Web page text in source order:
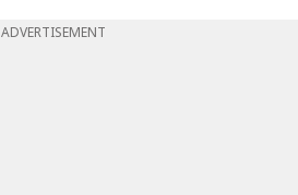
ADVERTISEMENT